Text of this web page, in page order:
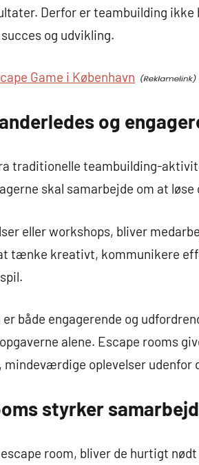
Derfor er teambuilding
og udvikling.
Game i København
og
traditionelle teambuilding-
skal samarbejde om at
eller workshops, bliver
tænke kreativt, kommunikere
både engagerende og
alene. Escape rooms
oplevelser udenfor
styrker
room, bliver de hurtigt